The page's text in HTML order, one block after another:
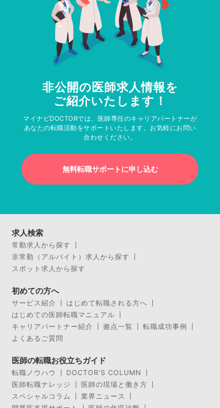
非公開の医師求人情報を
ご紹介いたします！
マイナビDOCTORでは、医師専任のキャリアパートナーが
あなたの転職活動をサポートいたします。お気軽にお問い
合わせください。
無料転職サポートに申し込む
求人検索
常勤求人から探す
非常勤（アルバイト）求人から探す
スポット求人から探す
初めての方へ
サービス紹介
はじめて転職される方へ
はじめての医師転職マニュアル
キャリアパートナー紹介
拠点一覧
転職成功事例
よくあるご質問
医師の転職お役立ちガイド
転職ノウハウ
DOCTOR’S COLUMN
医師転職ナレッジ
医師の現場と働き方
スペシャルコラム
業界ニュース